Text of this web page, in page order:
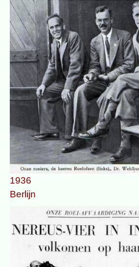
1936
Berlijn